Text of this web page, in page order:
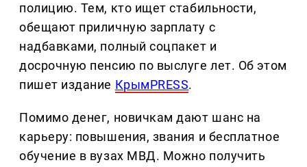
полицию. Тем, кто ищет стабильности,
обещают приличную зарплату с
надбавками, полный соцпакет и
досрочную пенсию по выслуге лет. Об этом
пишет издание КрымPRESS.
Помимо денег, новичкам дают шанс на
карьеру: повышения, звания и бесплатное
обучение в вузах МВД. Можно получить